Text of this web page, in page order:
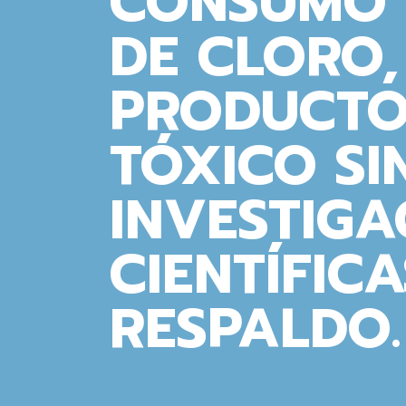
DE
TÓXICO
RESPALDO.